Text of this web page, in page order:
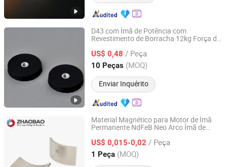
D43 com Ímã de Potência com
Revestimento de Borracha 12kg Força de
US$ 0,48 / Peça
10 Peças (MOQ)
Enviar Inquérito
Ningbo Ketai Magnetic Material Co., Ltd.
Zhejiang, China Desde 2020
Material Magnético para Motor de Ímã
Permanente NdFeB Neo Arco Ímã de
US$ 0,015-0,02 / Peça
1 Peça (MOQ)
Ningbo Zhaobao Magnet Co., Ltd.
Zhejiang, China Desde 2021